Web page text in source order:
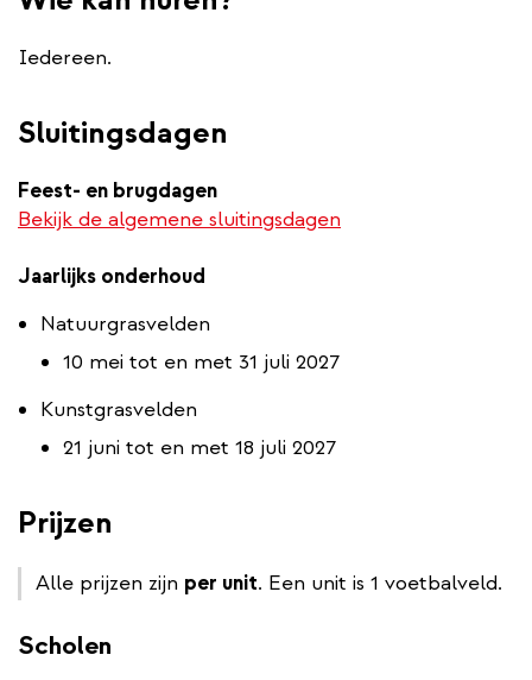
Iedereen.
Sluitingsdagen
Feest- en brugdagen
Bekijk de algemene sluitingsdagen
Jaarlijks onderhoud
Natuurgrasvelden
10 mei tot en met 31 juli 2027
Kunstgrasvelden
21 juni tot en met 18 juli 2027
Prijzen
Alle prijzen zijn per unit. Een unit is 1 voetbalveld.
Scholen